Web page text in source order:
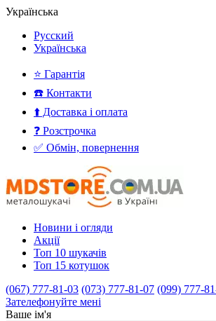
Українська
Русский
Українська
⭐ Гарантія
☎️ Контакти
⬆️ Доставка і оплата
❓ Розстрочка
✅ Обмін, повернення
Новини і огляди
Акції
Топ 10 шукачів
Топ 15 котушок
(067) 777-81-03 (073) 777-81-07 (099) 777-
Зателефонуйте мені
Ваше ім'я